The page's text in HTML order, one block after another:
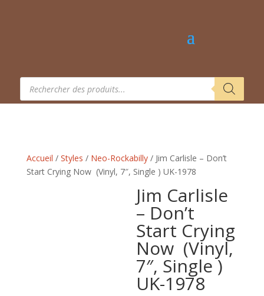
Recherche
produits
Accueil / Styles / Neo-Rockabilly/ Jim Carlisle – Don’t
Start Crying Now ‎ (Vinyl, 7″, Single ) UK-1978
Jim Carlisle
– Don’t
Start Crying
Now ‎ (Vinyl,
7″, Single )
UK-1978